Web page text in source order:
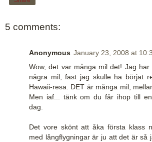
5 comments:
Anonymous January 23, 2008 at
Wow, det var många mil det! Jag
några mil, fast jag skulle ha börjat
Hawaii-resa. DET är många mil,
Men iaf... tänk om du får ihop till
dag.
Det vore skönt att åka första klass
med långflygningar är ju att det är så